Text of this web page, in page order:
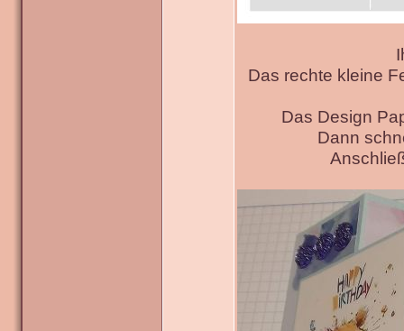
Das rechte kleine
Das Design
Dann